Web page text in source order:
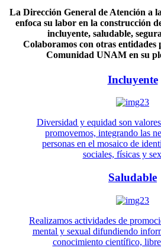
La Dirección General de Atención a
enfoca su labor en la construcción
incluyente, saludable,
Colaboramos con otras entidades
Comunidad UNAM en su
Incluyente
Diversidad y equidad son
promovemos, integrando las
personas en el mosaico de
sociales, físicas y
Saludable
Realizamos actividades de
mental y sexual difundiendo
conocimiento científico,